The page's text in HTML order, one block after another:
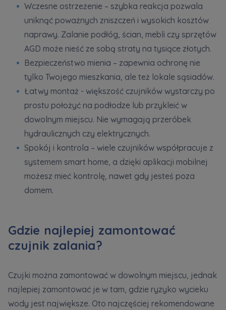
Wczesne ostrzeżenie – szybka reakcja pozwala
uniknąć poważnych zniszczeń i wysokich kosztów
naprawy. Zalanie podłóg, ścian, mebli czy sprzętów
AGD może nieść ze sobą straty na tysiące złotych.
Bezpieczeństwo mienia – zapewnia ochronę nie
tylko Twojego mieszkania, ale też lokale sąsiadów.
Łatwy montaż - większość czujników wystarczy po
prostu położyć na podłodze lub przykleić w
dowolnym miejscu. Nie wymagają przeróbek
hydraulicznych czy elektrycznych.
Spokój i kontrola – wiele czujników współpracuje z
systemem smart home, a dzięki aplikacji mobilnej
możesz mieć kontrolę, nawet gdy jesteś poza
domem.
Gdzie najlepiej zamontować
czujnik zalania?
Czujki można zamontować w dowolnym miejscu, jednak
najlepiej zamontować je w tam, gdzie ryzyko wycieku
wody jest największe. Oto najczęściej rekomendowane